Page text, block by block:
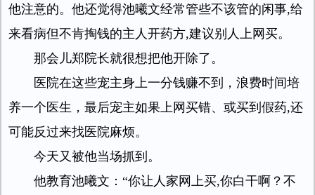
他注意的。他还觉得池曦文经常管些不该管的闲事,给
来看病但不肯掏钱的主人开药方,建议别人上网买。
那会儿郑院长就很想把他开除了。
医院在这些宠主身上一分钱赚不到，浪费时间培
养一个医生，最后宠主如果上网买错、或买到假药,还
可能反过来找医院麻烦。
今天又被他当场抓到。
他教育池曦文：“你让人家网上买,你白干啊？不